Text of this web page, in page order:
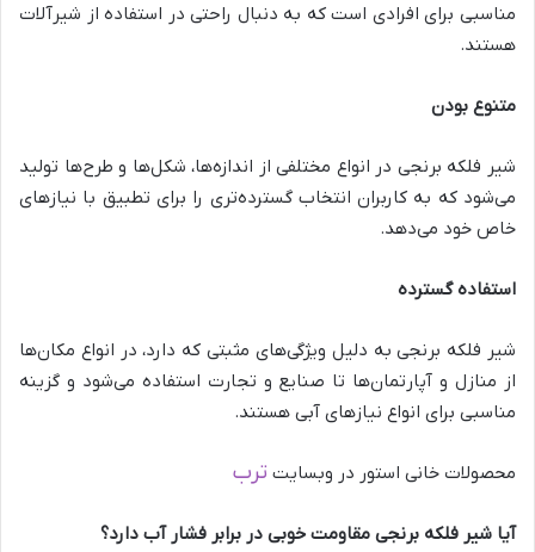
مناسبی برای افرادی است که به دنبال راحتی در استفاده از شیرآلات
هستند.
متنوع بودن
شیر فلکه برنجی در انواع مختلفی از اندازه‌ها، شکل‌ها و طرح‌ها تولید
می‌شود که به کاربران انتخاب گسترده‌تری را برای تطبیق با نیازهای
خاص خود می‌دهد.
استفاده گسترده
شیر فلکه برنجی به دلیل ویژگی‌های مثبتی که دارد، در انواع مکان‌ها
از منازل و آپارتمان‌ها تا صنایع و تجارت استفاده می‌شود و گزینه
مناسبی برای انواع نیازهای آبی هستند.
محصولات خانی استور در وبسایت ترب
آیا شیر فلکه برنجی مقاومت خوبی در برابر فشار آب دارد؟